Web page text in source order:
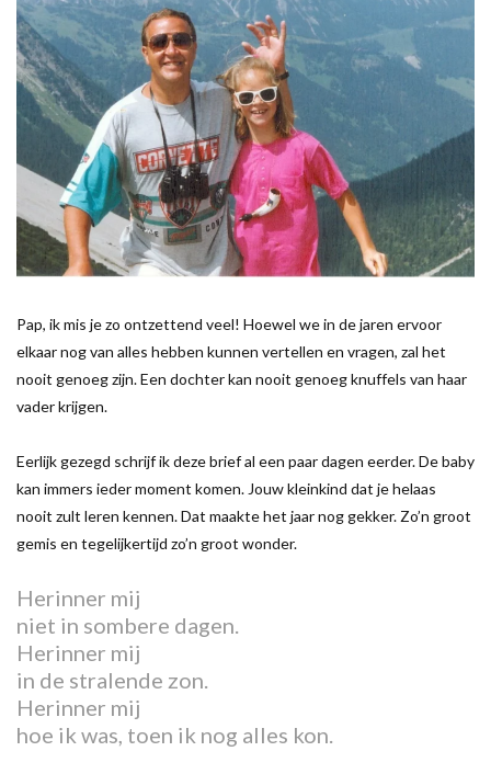
Pap, ik mis je zo ontzettend veel! Hoewel we in de jaren ervoor
elkaar nog van alles hebben kunnen vertellen en vragen, zal het
nooit genoeg zijn. Een dochter kan nooit genoeg knuffels van haar
vader krijgen.
Eerlijk gezegd schrijf ik deze brief al een paar dagen eerder. De baby
kan immers ieder moment komen. Jouw kleinkind dat je helaas
nooit zult leren kennen. Dat maakte het jaar nog gekker. Zo’n groot
gemis en tegelijkertijd zo’n groot wonder.
Herinner mij
niet in sombere dagen.
Herinner mij
in de stralende zon.
Herinner mij
hoe ik was, toen ik nog alles kon.